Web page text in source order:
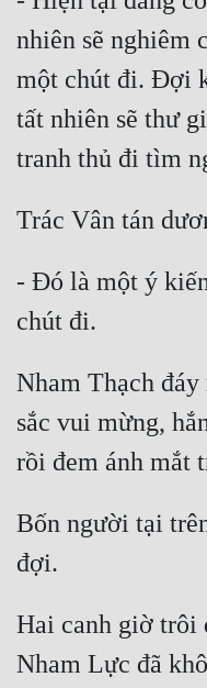
Làm Giàu
Lịch Sử
Mưu Mô
Ngôn Tình
Ngược
Nữ Cường
Nữ Phụ
Phong Thủy - Tâm Linh
Phản Phái
Quân Sự
nhiên sẽ nghiêm
một chút đi. Đợi
tất nhiên sẽ thư
tranh thủ đi tìm
Trác Vân tán
- Đó là một ý
chút đi.
Nham Thạch
sắc vui mừng,
rồi đem ánh mắt
Bốn người tại
đợi.
Hai canh giờ trôi
Nham Lực đã